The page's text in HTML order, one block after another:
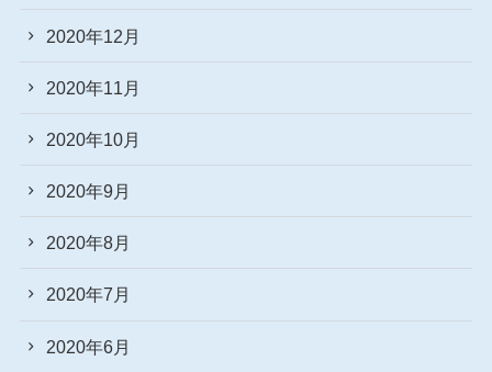
2020年12月
2020年11月
2020年10月
2020年9月
2020年8月
2020年7月
2020年6月